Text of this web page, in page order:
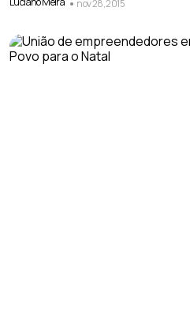
nov 28, 2015